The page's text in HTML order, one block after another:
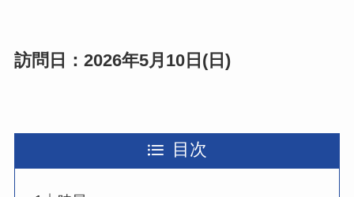
訪問日：2026年5月10日(日)
目次